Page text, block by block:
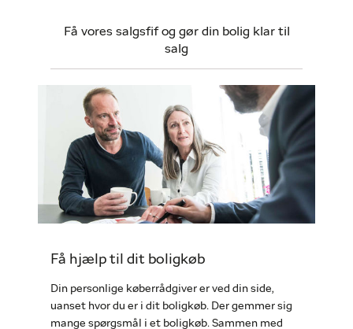
Få vores salgsfif og gør din bolig klar til
salg
Få hjælp til dit boligkøb
Din personlige køberrådgiver er ved din side,
uanset hvor du er i dit boligkøb. Der gemmer sig
mange spørgsmål i et boligkøb. Sammen med